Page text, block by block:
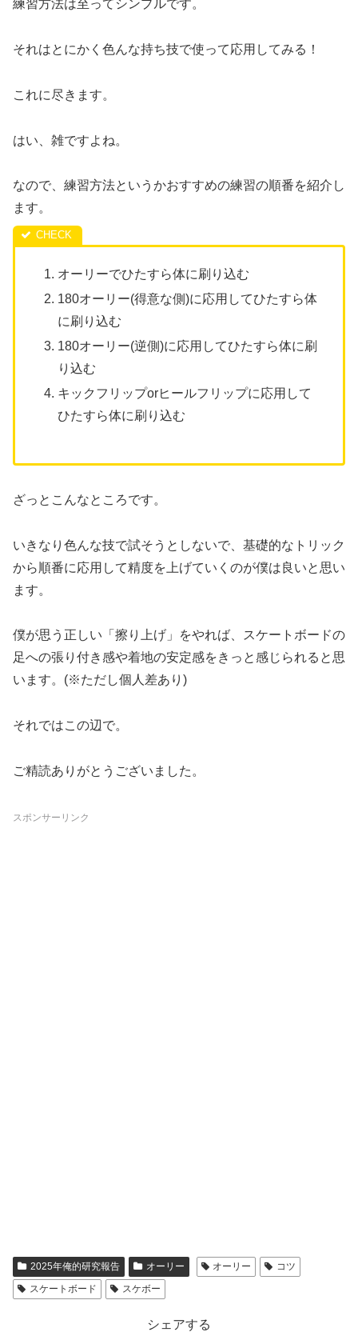
練習方法は至ってシンプルです。
それはとにかく色んな持ち技で使って応用してみる！
これに尽きます。
はい、雑ですよね。
なので、練習方法というかおすすめの練習の順番を紹介し
ます。
オーリーでひたすら体に刷り込む
180オーリー(得意な側)に応用してひたすら体
に刷り込む
180オーリー(逆側)に応用してひたすら体に刷
り込む
キックフリップorヒールフリップに応用して
ひたすら体に刷り込む
ざっとこんなところです。
いきなり色んな技で試そうとしないで、基礎的なトリック
から順番に応用して精度を上げていくのが僕は良いと思い
ます。
僕が思う正しい「擦り上げ」をやれば、スケートボードの
足への張り付き感や着地の安定感をきっと感じられると思
います。(※ただし個人差あり)
それではこの辺で。
ご精読ありがとうございました。
スポンサーリンク
2025年俺的研究報告 オーリー オーリー
コツ
スケートボード
スケボー
シェアする